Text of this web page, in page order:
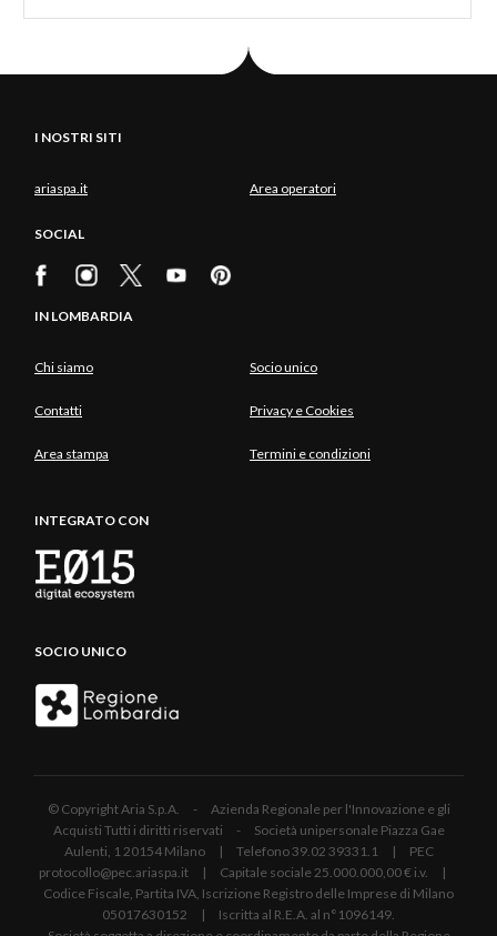
I NOSTRI SITI
ariaspa.it Area operatori
SOCIAL
IN LOMBARDIA
Chi siamo Socio unico
Contatti Privacy e Cookies
Area stampa Termini e condizioni
INTEGRATO CON
SOCIO UNICO
© Copyright Aria S.p.A. - Azienda Regionale per l'Innovazione e gli
Acquisti Tutti i diritti riservati - Società unipersonale Piazza Gae
Aulenti, 1 20154 Milano | Telefono 39.02 39331.1 | PEC
protocollo@pec.ariaspa.it | Capitale sociale 25.000.000,00 € i.v. |
Codice Fiscale, Partita IVA, Iscrizione Registro delle Imprese di Milano
05017630152 | Iscritta al R.E.A. al n°1096149.